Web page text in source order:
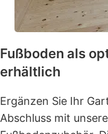
Fußboden als
erhältlich
Ergänzen Sie Ihr
Abschluss mit